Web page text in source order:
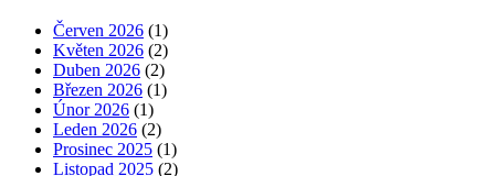
Červen 2026 (1)
Květen 2026 (2)
Duben 2026 (2)
Březen 2026 (1)
Únor 2026 (1)
Leden 2026 (2)
Prosinec 2025 (1)
Listopad 2025 (2)